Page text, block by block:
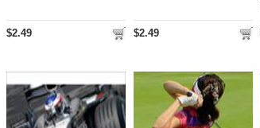
$2.49 $2.49